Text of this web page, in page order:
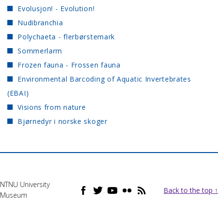
Evolusjon! - Evolution!
Nudibranchia
Polychaeta - flerbørstemark
Sommerlarm
Frozen fauna - Frossen fauna
Environmental Barcoding of Aquatic Invertebrates
(EBAI)
Visions from nature
Bjørnedyr i norske skoger
NTNU University
Museum
Back to the top ↑